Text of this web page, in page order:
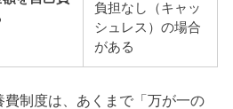
負担なし（キャッ
シュレス）の場合
がある
制度は、あくまで「万が一の